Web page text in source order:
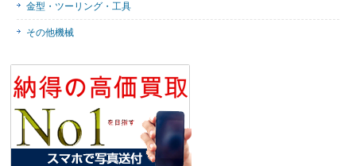
金型・ツーリング・工具
その他機械